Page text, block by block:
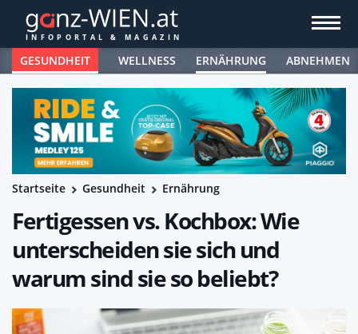
GESUNDHEIT WELLNESS ERNÄHRUNG ABNEHMEN
Startseite Gesundheit Ernährung
Fertigessen vs. Kochbox: Wie
unterscheiden sie sich und
warum sind sie so beliebt?